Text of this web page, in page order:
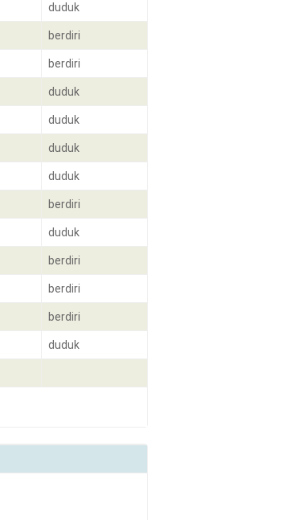
duduk
berdiri
berdiri
duduk
duduk
duduk
duduk
berdiri
duduk
berdiri
berdiri
berdiri
duduk